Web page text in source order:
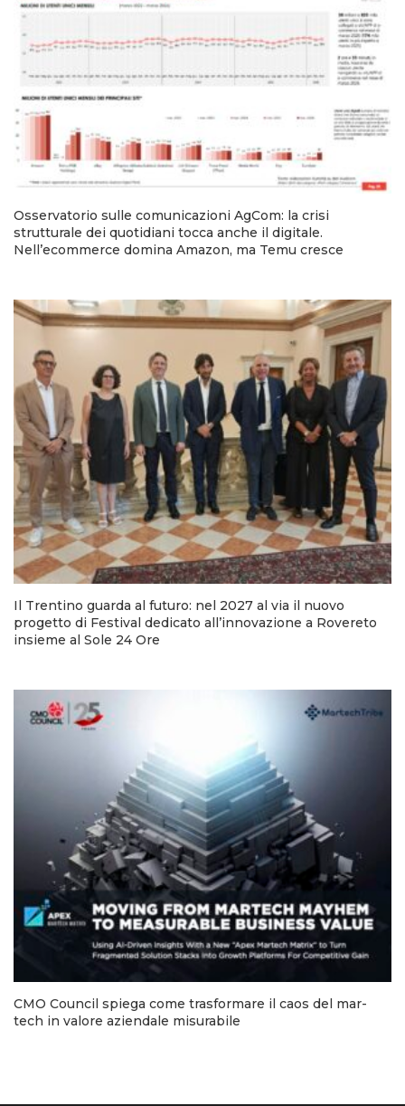
Osservatorio sulle comunicazioni AgCom: la crisi
strutturale dei quotidiani tocca anche il digitale.
Nell’ecommerce domina Amazon, ma Temu cresce
Il Trentino guarda al futuro: nel 2027 al via il nuovo
progetto di Festival dedicato all’innovazione a Rovereto
insieme al Sole 24 Ore
CMO Council spiega come trasformare il caos del mar-
tech in valore aziendale misurabile